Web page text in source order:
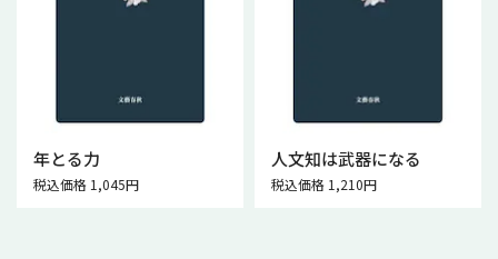
年とる力
税込価格 1,045円
人文知は武器になる
税込価格 1,210円